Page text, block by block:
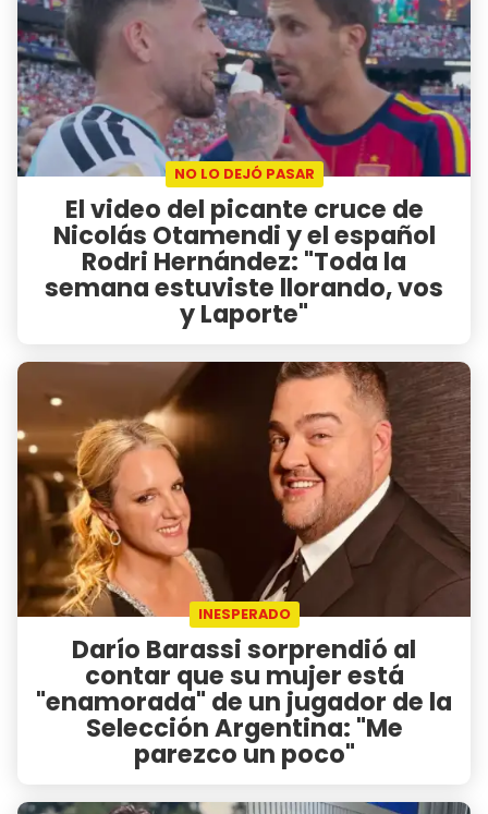
NO LO DEJÓ PASAR
El video del picante cruce de
Nicolás Otamendi y el español
Rodri Hernández: "Toda la
semana estuviste llorando, vos
y Laporte"
INESPERADO
Darío Barassi sorprendió al
contar que su mujer está
"enamorada" de un jugador de la
Selección Argentina: "Me
parezco un poco"